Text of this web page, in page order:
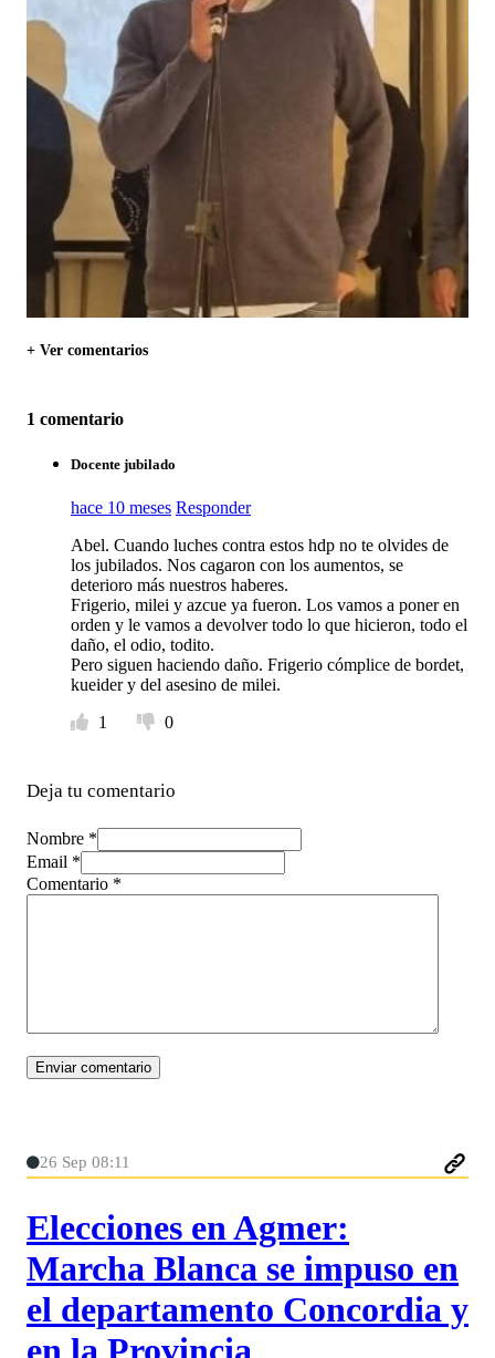
+ Ver comentarios
1 comentario
Docente jubilado
hace 10 meses Responder
Abel. Cuando luches contra estos hdp no te olvides de
los jubilados. Nos cagaron con los aumentos, se
deterioro más nuestros haberes.
Frigerio, milei y azcue ya fueron. Los vamos a poner en
orden y le vamos a devolver todo lo que hicieron, todo el
daño, el odio, todito.
Pero siguen haciendo daño. Frigerio cómplice de bordet,
kueider y del asesino de milei.
1
0
Deja tu comentario
Nombre *
Email *
Comentario *
26 Sep 08:11
Elecciones en Agmer:
Marcha Blanca se impuso en
el departamento Concordia y